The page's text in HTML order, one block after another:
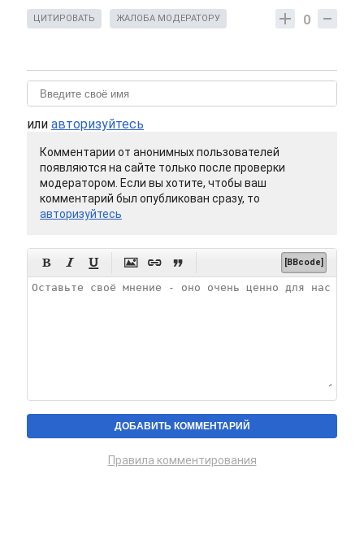
0
ЦИТИРОВАТЬ ЖАЛОБА МОДЕРАТОРУ
или авторизуйтесь
Комментарии от анонимных пользователей
появляются на сайте только после проверки
модератором. Если вы хотите, чтобы ваш
комментарий был опубликован сразу, то
авторизуйтесь
      [BBcode]
Правила комментирования